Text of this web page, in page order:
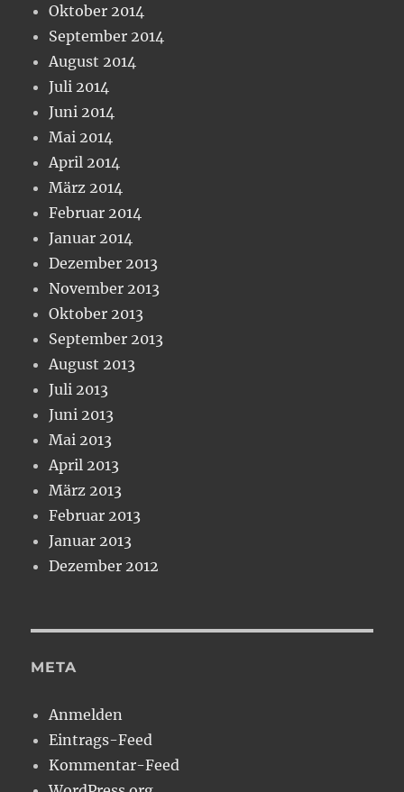
Oktober 2014
September 2014
August 2014
Juli 2014
Juni 2014
Mai 2014
April 2014
März 2014
Februar 2014
Januar 2014
Dezember 2013
November 2013
Oktober 2013
September 2013
August 2013
Juli 2013
Juni 2013
Mai 2013
April 2013
März 2013
Februar 2013
Januar 2013
Dezember 2012
META
Anmelden
Eintrags-Feed
Kommentar-Feed